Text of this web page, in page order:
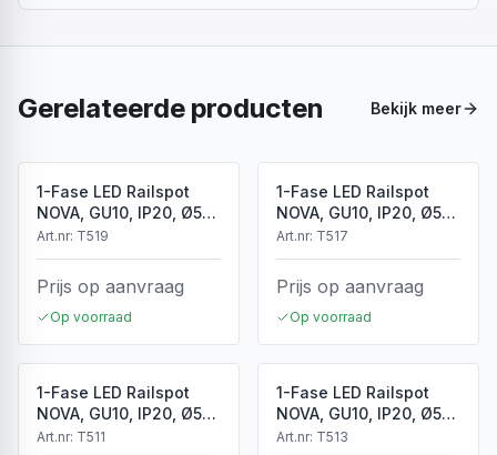
Gerelateerde producten Bekijk meer
1-Fase LED Railspot
NOVA, GU10, IP20, Ø56
x 85 mm, Antiek Brons
Art.nr: T519
Prijs op aanvraag
Op voorraad
1-Fase LED Railspot
NOVA, GU10, IP20, Ø56
x 85 mm, Brons
Art.nr: T517
Prijs op aanvraag
Op voorraad
1-Fase LED Railspot
NOVA, GU10, IP20, Ø56
x 85 mm, Wit
Art.nr: T511
1-Fase LED Railspot
NOVA, GU10, IP20, Ø56
x 85 mm, Zwart
Art.nr: T513